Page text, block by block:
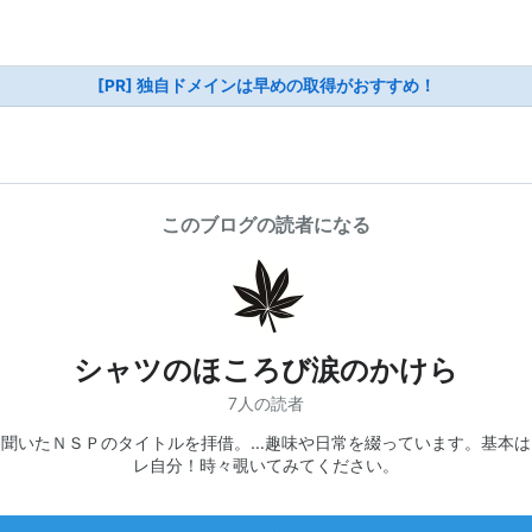
[PR] 独自ドメインは早めの取得がおすすめ！
このブログの読者になる
シャツのほころび涙のかけら
7人の読者
いたＮＳＰのタイトルを拝借。…趣味や日常を綴っています。基本
レ自分！時々覗いてみてください。